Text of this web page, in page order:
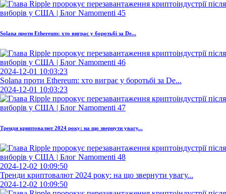
Solana проти Ethereum: хто виграє у боротьбі за De...
2024-12-01 10:03:23
Solana проти Ethereum: хто виграє у боротьбі за De...
2024-12-01 10:03:23
Тренди криптовалют 2024 року: на що звернути увагу...
2024-12-02 10:09:50
Тренди криптовалют 2024 року: на що звернути увагу...
2024-12-02 10:09:50